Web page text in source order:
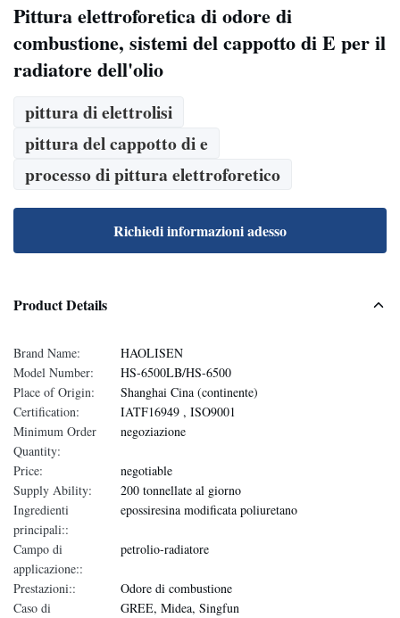
Pittura elettroforetica di odore di
combustione, sistemi del cappotto di E per il
radiatore dell'olio
pittura di elettrolisi
pittura del cappotto di e
processo di pittura elettroforetico
Richiedi informazioni adesso
Product Details
Brand Name:
HAOLISEN
Model Number:
HS-6500LB/HS-6500
Place of Origin:
Shanghai Cina (continente)
Certification:
IATF16949 , ISO9001
Minimum Order
Quantity:
negoziazione
Price:
negotiable
Supply Ability:
200 tonnellate al giorno
Ingredienti
principali::
epossiresina modificata poliuretano
Campo di
applicazione::
petrolio-radiatore
Prestazioni::
Odore di combustione
Caso di
GREE, Midea, Singfun